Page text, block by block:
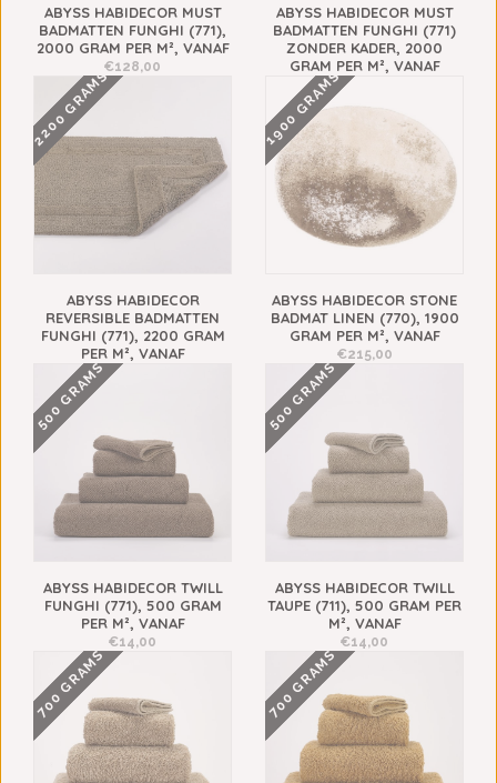
ABYSS HABIDECOR MUST
BADMATTEN FUNGHI (771),
2000 GRAM PER M², VANAF
€128,00
ABYSS HABIDECOR MUST
BADMATTEN FUNGHI (771)
ZONDER KADER, 2000
GRAM PER M², VANAF
€248,00
2200 GRAMS
ABYSS HABIDECOR
REVERSIBLE BADMATTEN
FUNGHI (771), 2200 GRAM
PER M², VANAF
€148,00
1900 GRAMS
ABYSS HABIDECOR STONE
BADMAT LINEN (770), 1900
GRAM PER M², VANAF
€215,00
500 GRAMS
ABYSS HABIDECOR TWILL
FUNGHI (771), 500 GRAM
PER M², VANAF
€14,00
500 GRAMS
ABYSS HABIDECOR TWILL
TAUPE (711), 500 GRAM PER
M², VANAF
€14,00
700 GRAMS 700 GRAMS